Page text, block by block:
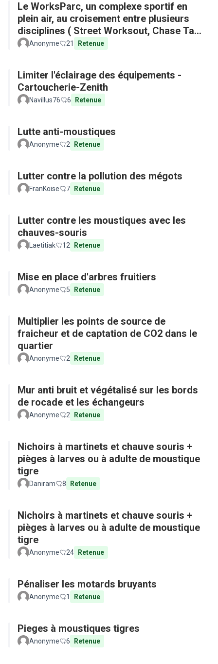
Le WorksParc, un complexe sportif en
plein air, au croisement entre plusieurs
disciplines ( Street Worksout, Chase Tag,
Parkour)
Anonyme 21 Retenue
Limiter l'éclairage des équipements -
Cartoucherie-Zenith
Navillus76 6 Retenue
Lutte anti-moustiques
Anonyme 2 Retenue
Lutter contre la pollution des mégots
FranKoise 7 Retenue
Lutter contre les moustiques avec les
chauves-souris
Laetitiak 12 Retenue
Mise en place d'arbres fruitiers
Anonyme 5 Retenue
Multiplier les points de source de
fraicheur et de captation de CO2 dans le
quartier
Anonyme 2 Retenue
Mur anti bruit et végétalisé sur les bords
de rocade et les échangeurs
Anonyme 2 Retenue
Nichoirs à martinets et chauve souris +
pièges à larves ou à adulte de moustique
tigre
Daniram 8 Retenue
Nichoirs à martinets et chauve souris +
pièges à larves ou à adulte de moustique
tigre
Anonyme 24 Retenue
Pénaliser les motards bruyants
Anonyme 1 Retenue
Pieges à moustiques tigres
Anonyme 6 Retenue